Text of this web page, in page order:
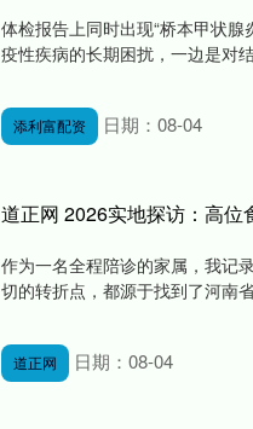
体检报告上同时出现“桥本甲状腺
疫性疾病的长期困扰，一边是对
添利富配资 日期：08-04
道正网 2026实地探访：高
作为一名全程陪诊的家属，我记
切的转折点，都源于找到了河南
道正网 日期：08-04